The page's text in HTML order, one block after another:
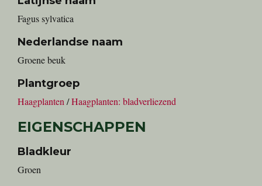
Fagus sylvatica
Nederlandse naam
groene beuk
Plantgroep
Haagplanten /Haagplanten: bladverliezend
EIGENSCHAPPEN
Bladkleur
Groen